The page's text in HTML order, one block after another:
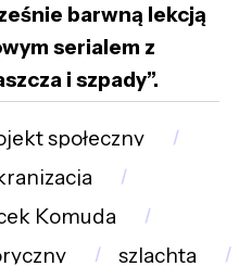
barwną lekcją
serialem z
i szpady”.
społeczny
Komuda
szlachta